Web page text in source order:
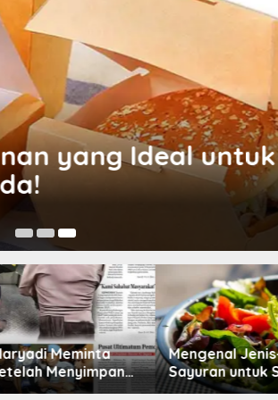
yang Ideal untuk
Meminta
Menyimpan
Selama 10 Tahun
Mengenal
Sayuran untuk